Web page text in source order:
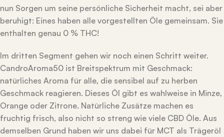
nun Sorgen um seine persönliche Sicherheit macht, sei aber
beruhigt: Eines haben alle vorgestellten Öle gemeinsam. Sie
enthalten genau 0 % THC!
Im dritten Segment gehen wir noch einen Schritt weiter.
CandroAroma50 ist Breitspektrum mit Geschmack:
natürliches Aroma für alle, die sensibel auf zu herben
Geschmack reagieren. Dieses Öl gibt es wahlweise in Minze,
Orange oder Zitrone. Natürliche Zusätze machen es
fruchtig frisch, also nicht so streng wie viele CBD Öle. Aus
demselben Grund haben wir uns dabei für MCT als Trägeröl